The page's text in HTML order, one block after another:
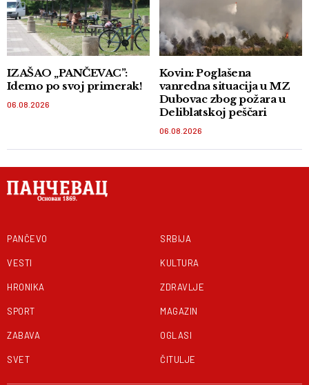
IZAŠAO „PANČEVAC”:
Idemo po svoj primerak!
06.08.2026
Kovin: Poglašena
vanredna situacija u MZ
Dubovac zbog požara u
Deliblatskoj peščari
06.08.2026
PANČEVO
VESTI
HRONIKA
SPORT
ZABAVA
SVET
SRBIJA
KULTURA
ZDRAVLJE
MAGAZIN
OGLASI
ČITULJE